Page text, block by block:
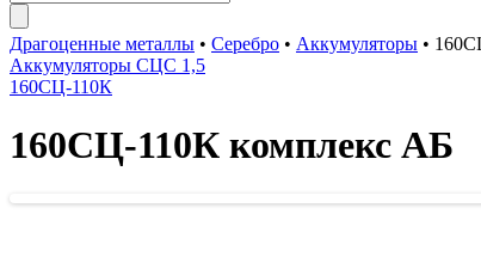
Драгоценные металлы • Серебро • Аккумуляторы •
Аккумуляторы СЦС 1,5
160СЦ-110К
160СЦ-110К комплекс АБ